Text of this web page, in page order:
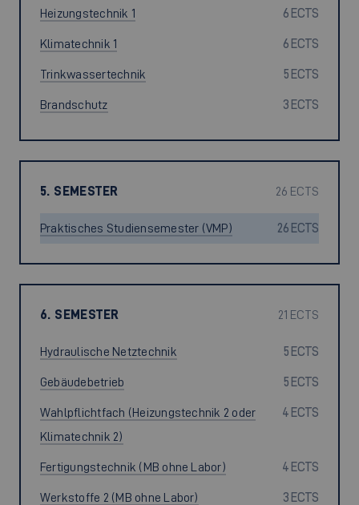
Heizungstechnik 1 6 ECTS
Klimatechnik 1 6 ECTS
Trinkwassertechnik 5 ECTS
Brandschutz 3 ECTS
5. SEMESTER 26 ECTS
Praktisches Studiensemester (VMP) 26 ECTS
6. SEMESTER 21 ECTS
Hydraulische Netztechnik 5 ECTS
Gebäudebetrieb 5 ECTS
Wahlpflichtfach (Heizungstechnik 2 oder
Klimatechnik 2)
4 ECTS
Fertigungstechnik (MB ohne Labor) 4 ECTS
Werkstoffe 2 (MB ohne Labor) 3 ECTS